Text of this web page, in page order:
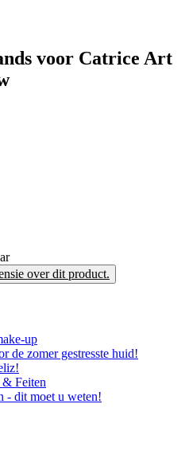
voor Catrice Art
over dit product.
up
de zomer gestresste huid!
Feiten
- dit moet u weten!